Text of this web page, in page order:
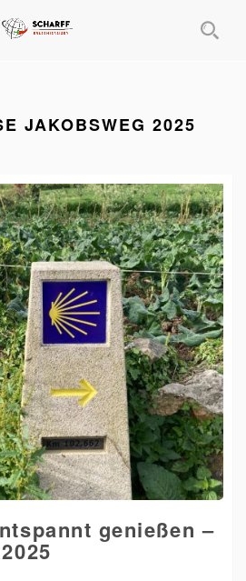
JAKOBSWEG 2025
genießen –